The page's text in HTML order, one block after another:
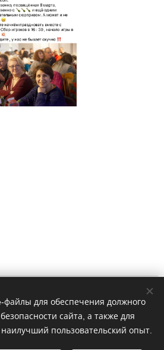
файлы для обеспечения должного
сайта, а также для
пользовательский опыт.